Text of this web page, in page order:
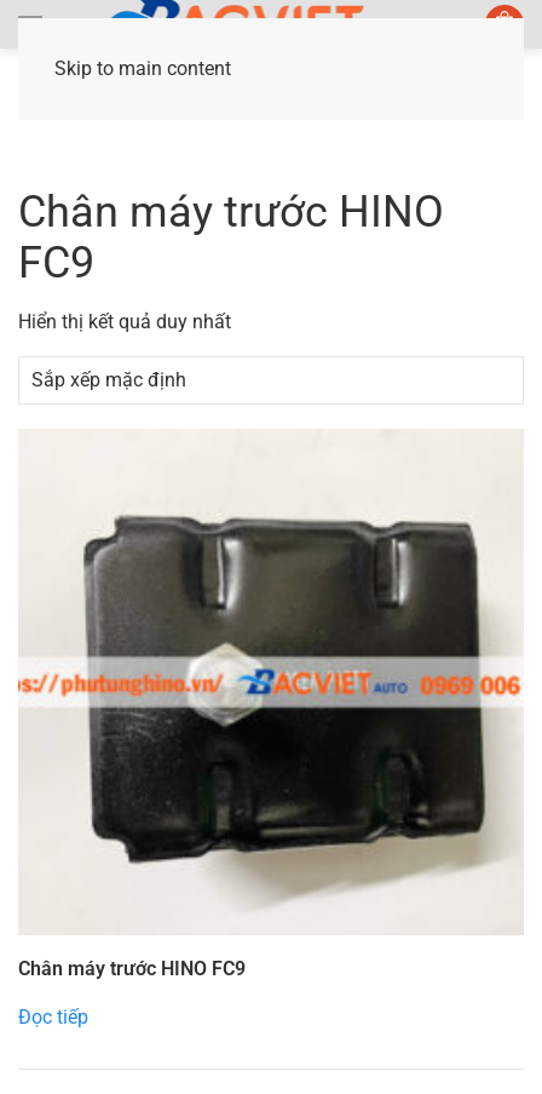
Skip to main content
Chân máy trước HINO
FC9
Hiển thị kết quả duy nhất
Chân máy trước HINO FC9
Đọc tiếp